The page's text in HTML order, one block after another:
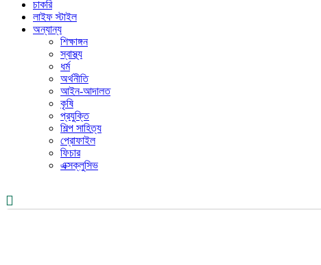
চাকরি
লাইফ স্টাইল
অন্যান্য
শিক্ষাঙ্গন
স্বাস্থ্য
ধর্ম
অর্থনীতি
আইন-আদালত
কৃষি
প্রযুক্তি
শিল্প সাহিত্য
প্রোফাইল
ফিচার
এক্সক্লুসিভ